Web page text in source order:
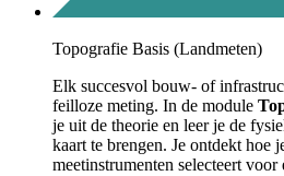
Topografie Basis (Landmeten)
Elk succesvol bouw- of
feilloze meting. In de module
je uit de theorie en leer je de
kaart te brengen. Je ontdekt hoe
meetinstrumenten selecteert